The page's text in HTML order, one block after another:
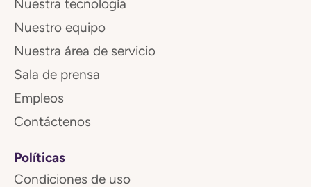
Nuestra tecnología
Nuestro equipo
Nuestra área de servicio
Sala de prensa
Empleos
Contáctenos
Políticas
Condiciones de uso